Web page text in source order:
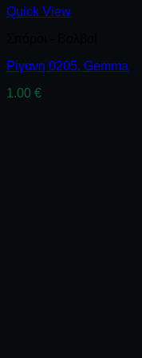
Quick View
Ρίγανη 0205, Gemma
1.00 €